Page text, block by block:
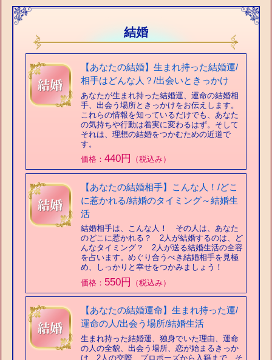
結婚
【あなたの結婚】生まれ持った結婚運/
相手はどんな人？/出会いときっかけ
あなたが生まれ持った結婚運、運命の結婚相
手、出会う場所ときっかけをお伝えします。
これらの情報を知っているだけでも、あなた
の気持ちや行動は着実に変わるはず。そして
それは、理想の結婚をつかむための近道で
す。
価格：440円 （税込み）
【あなたの結婚相手】こんな人！/どこ
に惹かれる/結婚のタイミング～結婚生
活
結婚相手は、こんな人！ その人は、あなた
のどこに惹かれる？ 2人が結婚するのは、ど
んなタイミング？ 2人が送る結婚生活の全容
を占います。めぐり合うべき結婚相手を見極
め、しっかりと幸せをつかみましょう！
価格： 550円 （税込み）
【あなたの結婚運命】生まれ持った運/
運命の人/出会う場所/結婚生活
生まれ持った結婚運、独身でいた理由、運命
の人の全貌、出会う場所、恋が始まるきっか
け、2人の交際、プロポーズから入籍まで、そ